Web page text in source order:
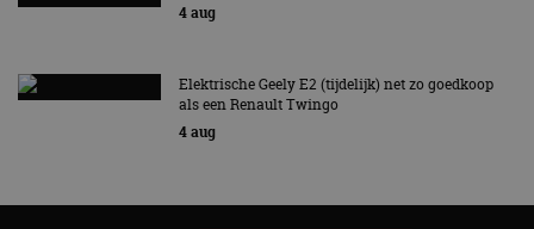
4 aug
Elektrische Geely E2 (tijdelijk) net zo goedkoop
als een Renault Twingo
4 aug